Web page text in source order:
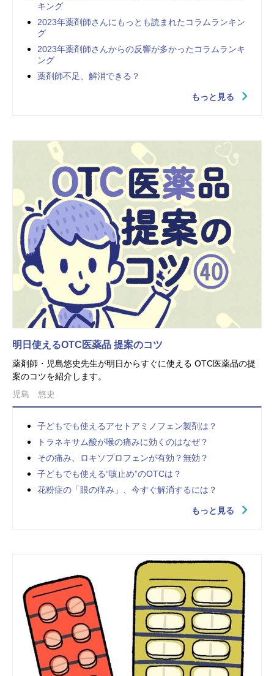
キング
2023年薬剤師さんにもっとも読まれたコラムランキン
グ
2023年薬剤師さんからの反響が多かったコラムランキ
ング
薬剤師不足、解消できる？
もっと見る
明日使えるOTC医薬品 提案のコツ
薬剤師・児島悠史先生が明日からすぐに使える OTC医薬品の提
案のコツを紹介します。
児島 悠史
子どもでも使えるアセトアミノフェン製剤は？
トラネキサム酸が喉の痛みに効くのはなぜ？
その痛み、ロキソプロフェンが有効？無効？
子どもでも使える“咳止め”のOTCは？
花粉症の「眼の痒み」、今すぐ解消するには？
もっと見る